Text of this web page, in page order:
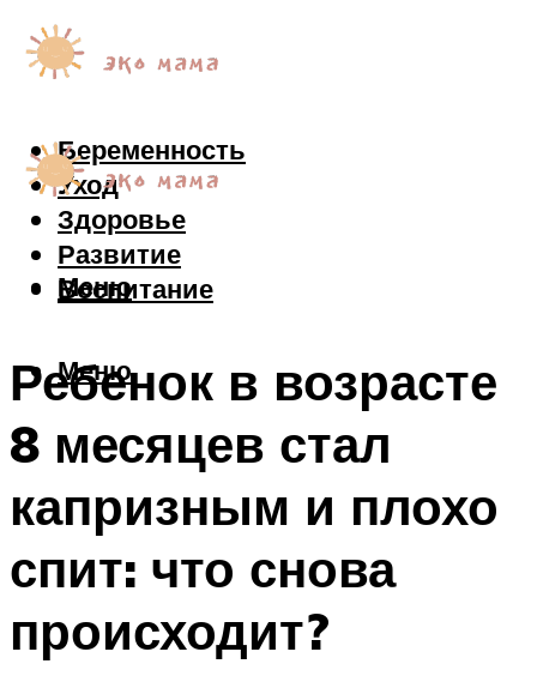
Беременность
Уход
Здоровье
Развитие
Воспитание
Меню
Меню
Ребенок в возрасте
8 месяцев стал
капризным и плохо
спит: что снова
происходит?